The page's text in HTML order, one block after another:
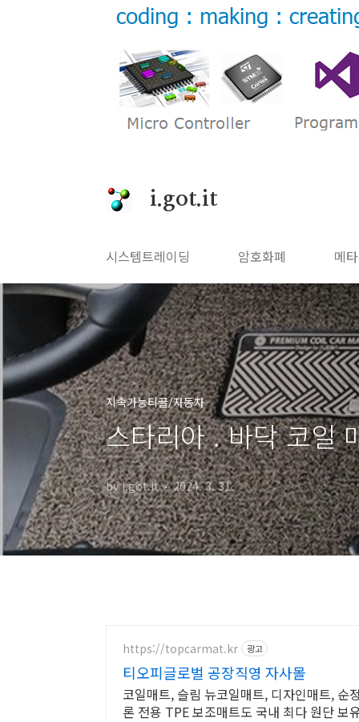
i.got.it
시스템트레이딩 암호화폐 메
지속가능티끌/자동차
스타리아 . 바닥 코일
by i.got.it 2024. 3. 31.
https://topcarmat.kr 광고
티오피글로벌 공장직영 자사몰
코일매트, 슬림 뉴코일매트, 디자인매트, 순
론 전용 TPE 보조매트도 국내 최다 원단 보